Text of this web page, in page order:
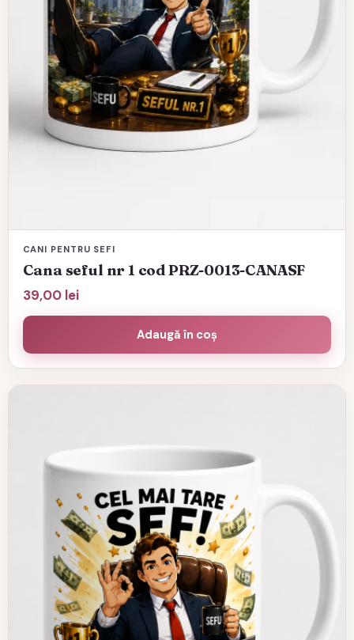
CANI PENTRU SEFI
Cana seful nr 1 cod PRZ-0013-CANASF
39,00 lei
Adaugă în coș